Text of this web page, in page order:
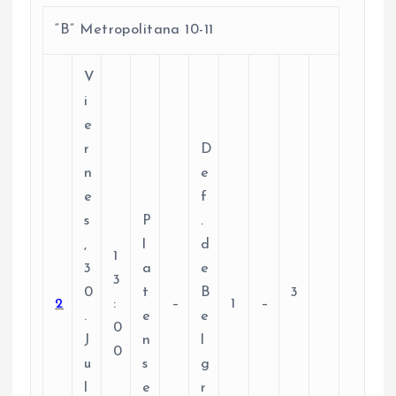
“B” Metropolitana 10-11
2
V
i
e
r
n
e
s
,
3
0
.
J
u
1
3
:
0
0
P
a
t
e
n
s
e
–
D
e
f
.
d
e
B
e
g
r
1 –
3